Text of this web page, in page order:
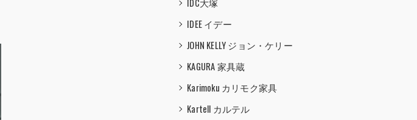
IDC大塚
IDEE イデー
JOHN KELLY ジョン・ケリー
KAGURA 家具蔵
Karimoku カリモク家具
Kartell カルテル